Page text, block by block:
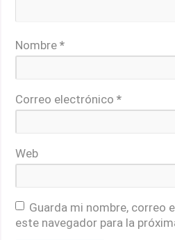
Nombre*
Correo electrónico*
Web
Guarda mi nombre, correo
este navegador para la